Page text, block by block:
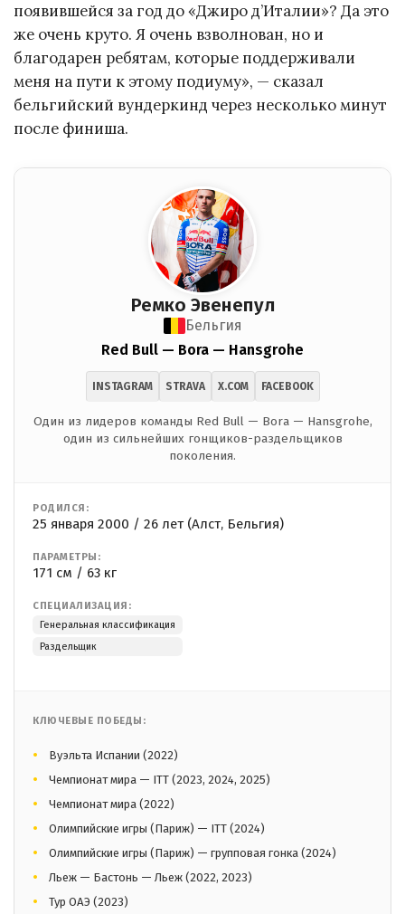
появившейся за год до «Джиро д’Италии»? Да это
же очень круто. Я очень взволнован, но и
благодарен ребятам, которые поддерживали
меня на пути к этому подиуму», — сказал
бельгийский вундеркинд через несколько минут
после финиша.
Ремко Эвенепул
Бельгия
Red Bull — Bora — Hansgrohe
INSTAGRAM STRAVA X.COM FACEBOOK
Один из лидеров команды Red Bull — Bora — Hansgrohe,
один из сильнейших гонщиков-раздельщиков
поколения.
РОДИЛСЯ:
25 января 2000 / 26 лет (Алст, Бельгия)
ПАРАМЕТРЫ:
171 см / 63 кг
СПЕЦИАЛИЗАЦИЯ:
Генеральная классификация
Раздельщик
КЛЮЧЕВЫЕ ПОБЕДЫ:
Вуэльта Испании (2022)
Чемпионат мира — ITT (2023, 2024, 2025)
Чемпионат мира (2022)
Олимпийские игры (Париж) — ITT (2024)
Олимпийские игры (Париж) — групповая гонка (2024)
Льеж — Бастонь — Льеж (2022, 2023)
Тур ОАЭ (2023)